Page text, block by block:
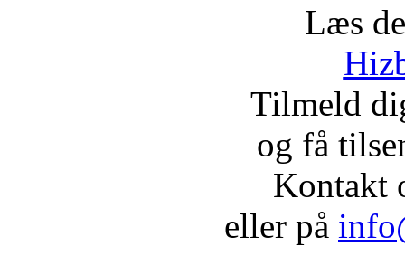
Læs
Tilmeld
og få
Kontakt
eller på